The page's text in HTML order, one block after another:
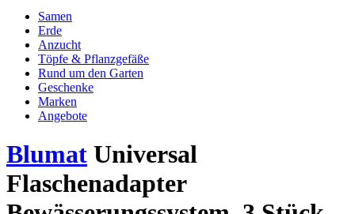
Samen
Erde
Anzucht
Töpfe & Pflanzgefäße
Rund um den Garten
Geschenke
Marken
Angebote
Blumat Universal
Flaschenadapter